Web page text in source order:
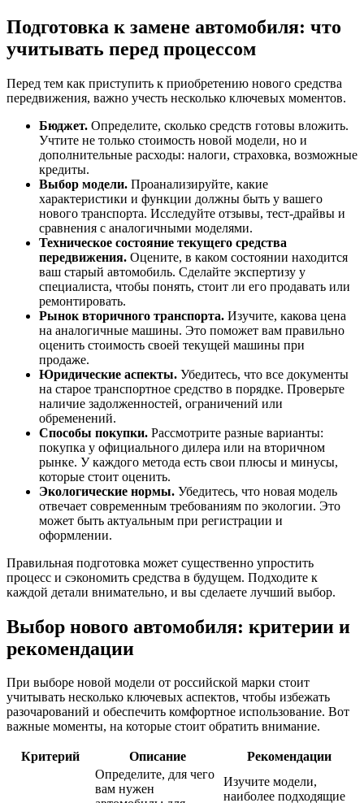
Подготовка к замене автомобиля: что
учитывать перед процессом
Перед тем как приступить к приобретению нового средства
передвижения, важно учесть несколько ключевых моментов.
Бюджет. Определите, сколько средств готовы вложить.
Учтите не только стоимость новой модели, но и
дополнительные расходы: налоги, страховка, возможные
кредиты.
Выбор модели. Проанализируйте, какие
характеристики и функции должны быть у вашего
нового транспорта. Исследуйте отзывы, тест-драйвы и
сравнения с аналогичными моделями.
Техническое состояние текущего средства
передвижения. Оцените, в каком состоянии находится
ваш старый автомобиль. Сделайте экспертизу у
специалиста, чтобы понять, стоит ли его продавать или
ремонтировать.
Рынок вторичного транспорта. Изучите, какова цена
на аналогичные машины. Это поможет вам правильно
оценить стоимость своей текущей машины при
продаже.
Юридические аспекты. Убедитесь, что все документы
на старое транспортное средство в порядке. Проверьте
наличие задолженностей, ограничений или
обременений.
Способы покупки. Рассмотрите разные варианты:
покупка у официального дилера или на вторичном
рынке. У каждого метода есть свои плюсы и минусы,
которые стоит оценить.
Экологические нормы. Убедитесь, что новая модель
отвечает современным требованиям по экологии. Это
может быть актуальным при регистрации и
оформлении.
Правильная подготовка может существенно упростить
процесс и сэкономить средства в будущем. Подходите к
каждой детали внимательно, и вы сделаете лучший выбор.
Выбор нового автомобиля: критерии и
рекомендации
При выборе новой модели от российской марки стоит
учитывать несколько ключевых аспектов, чтобы избежать
разочарований и обеспечить комфортное использование. Вот
важные моменты, на которые стоит обратить внимание.
Критерий Описание
Рекомендации
Определите, для чего
вам нужен
Изучите модели,
наиболее подходящие